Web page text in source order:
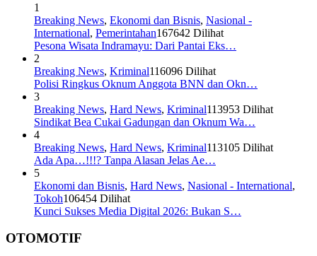
1
Breaking News, Ekonomi dan Bisnis, Nasional -
International, Pemerintahan167642 Dilihat
Pesona Wisata Indramayu: Dari Pantai Eks…
2
Breaking News, Kriminal116096 Dilihat
Polisi Ringkus Oknum Anggota BNN dan Okn…
3
Breaking News, Hard News, Kriminal113953 Dilihat
Sindikat Bea Cukai Gadungan dan Oknum Wa…
4
Breaking News, Hard News, Kriminal113105 Dilihat
Ada Apa…!!!? Tanpa Alasan Jelas Ae…
5
Ekonomi dan Bisnis, Hard News, Nasional - International,
Tokoh106454 Dilihat
Kunci Sukses Media Digital 2026: Bukan S…
OTOMOTIF